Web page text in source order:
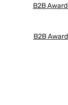
B2B
B2B